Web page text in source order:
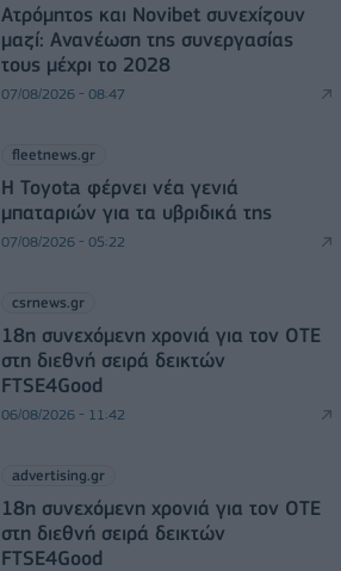
Ατρόμητος και Novibet συνεχίζουν
μαζί: Ανανέωση της συνεργασίας
τους μέχρι το 2028
07/08/2026 - 08:47
fleetnews.gr
Η Toyota φέρνει νέα γενιά
μπαταριών για τα υβριδικά της
07/08/2026 - 05:22
csrnews.gr
18η συνεχόμενη χρονιά για τον ΟΤΕ
στη διεθνή σειρά δεικτών
FTSE4Good
06/08/2026 - 11:42
advertising.gr
18η συνεχόμενη χρονιά για τον ΟΤΕ
στη διεθνή σειρά δεικτών
FTSE4Good